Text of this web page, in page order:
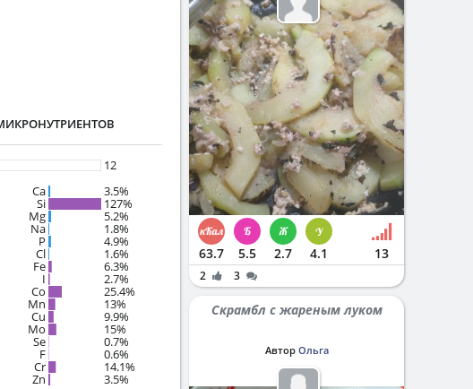
12
Ca 3.5%
Si 127%
Mg 5.2%
Na 1.8%
P 4.9%
Cl 1.6%
Fe 6.3%
I 2.7%
Co 25.4%
Mn 13%
Cu 9.9%
Mo 15%
Se 0.7%
F 0.6%
Cr 14.1%
Zn 3.5%
63.7 5.5 2.7 4.1 13
2 3
Скрамбл с жареным луком
Автор Ольга